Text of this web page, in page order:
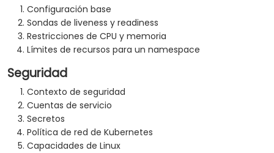
Configuración base
Sondas de liveness y readiness
Restricciones de CPU y memoria
Límites de recursos para un namespace
Seguridad
Contexto de seguridad
Cuentas de servicio
Secretos
Política de red de Kubernetes
Capacidades de Linux